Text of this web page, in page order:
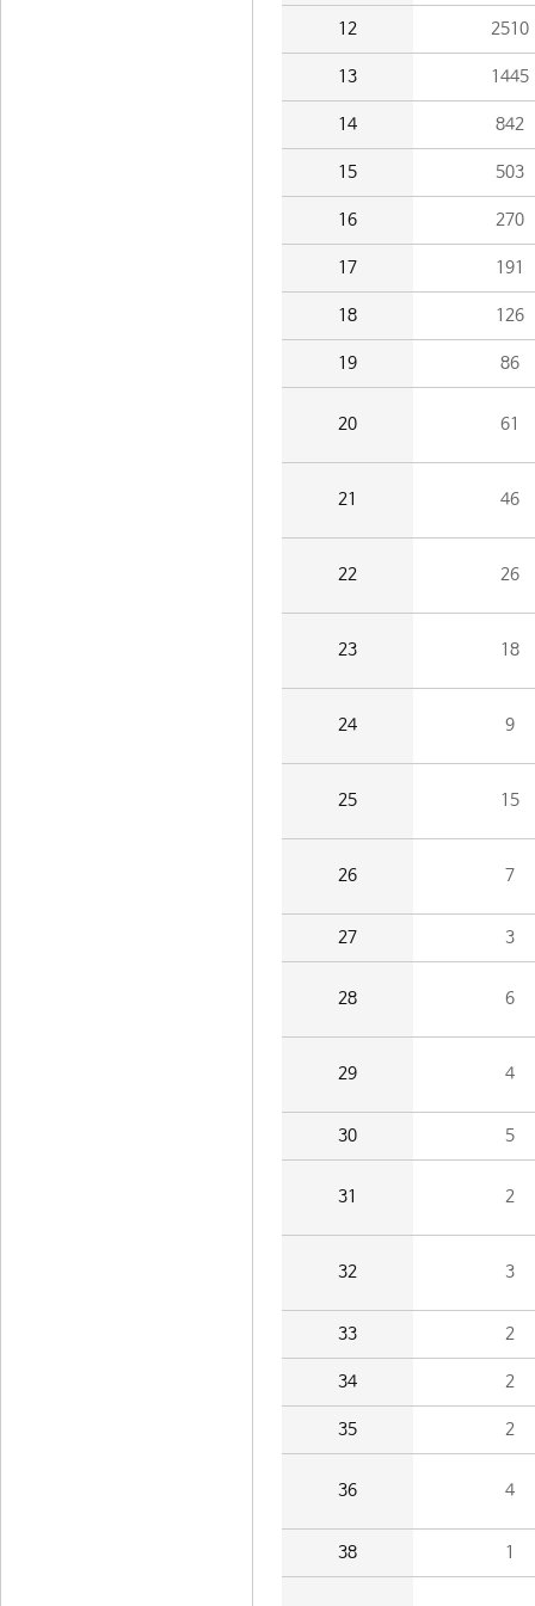
12 2510
13 1445
14 842
15 503
16 270
17 191
18 126
19 86
20 61
21 46
22 26
23 18
24 9
25 15
26 7
27 3
28 6
29 4
30 5
31 2
32 3
33 2
34 2
35 2
36 4
38 1